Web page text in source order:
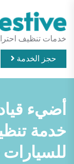
خدمات تنظيف
حجز الخدمة
أضيء
خدمة